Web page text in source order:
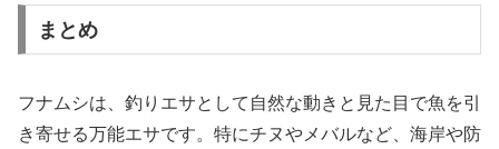
まとめ
フナムシは、釣りエサとして自然な動きと見た目で魚を引
き寄せる万能エサです。特にチヌやメバルなど、海岸や防